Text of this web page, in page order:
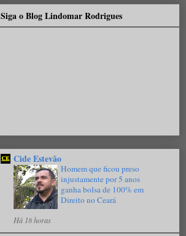
Siga o Blog Lindomar Rodrigues
Cide Estevão
Homem que ficou preso
injustamente por 5 anos
ganha bolsa de 100% em
Direito no Ceará
Há 18 horas